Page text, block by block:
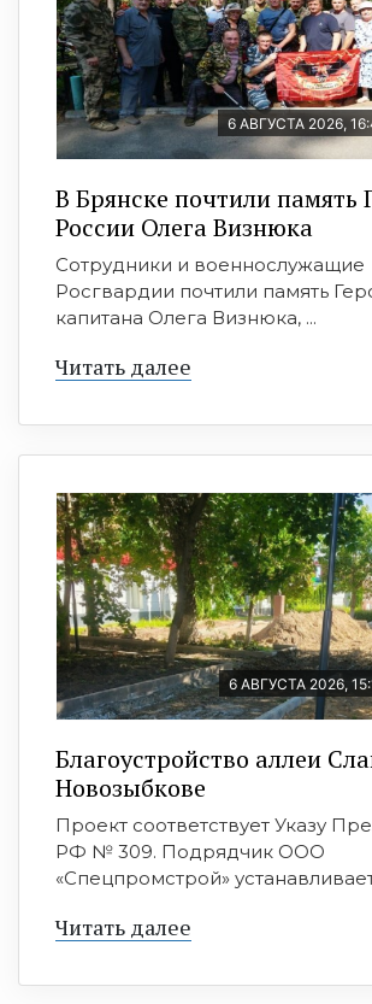
6 АВГУСТА 2026,
В Брянске почтили память
России Олега Визнюка
Сотрудники и военнослужащие
Росгвардии почтили память
капитана Олега Визнюка, ...
Читать далее
6 АВГУСТА 2026,
Благоустройство аллеи
Новозыбкове
Проект соответствует Указу
РФ № 309. Подрядчик ООО
«Спецпромстрой»
Читать далее